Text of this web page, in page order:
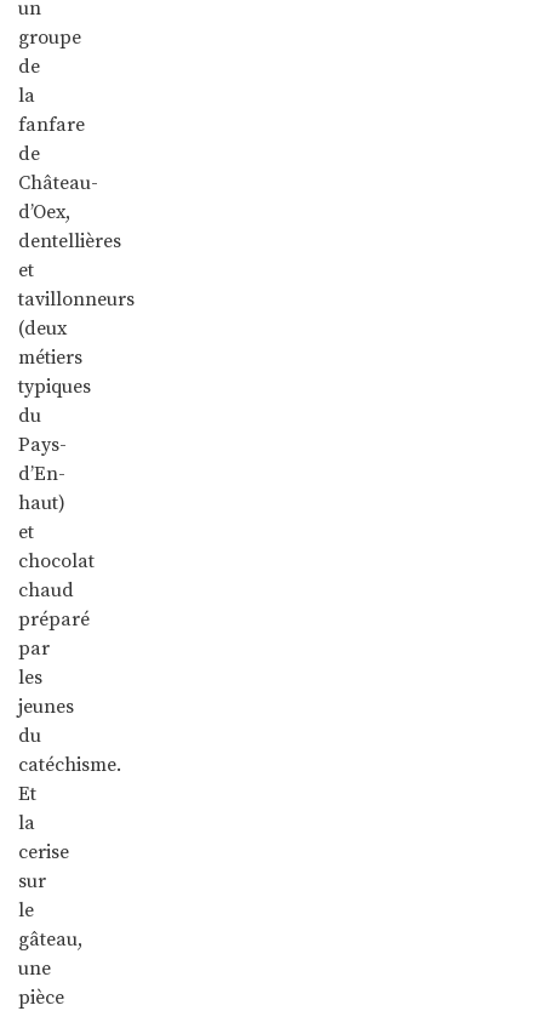
un
groupe
de
la
fanfare
de
Château-
d’Oex,
dentellières
et
tavillonneurs
(deux
métiers
typiques
du
Pays-
d’En-
haut)
et
chocolat
chaud
préparé
par
les
jeunes
du
catéchisme.
Et
la
cerise
sur
le
gâteau,
une
pièce